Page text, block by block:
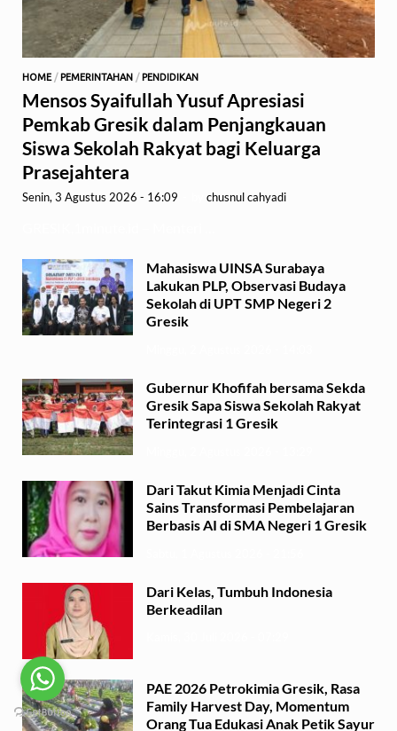
HOME /PEMERINTAHAN /PENDIDIKAN
Mensos Syaifullah Yusuf Apresiasi
Pemkab Gresik dalam Penjangkauan
Siswa Sekolah Rakyat bagi Keluarga
Prasejahtera
Senin, 3 Agustus 2026 - 16:09 chusnul cahyadi
Mahasiswa UINSA Surabaya
Lakukan PLP, Observasi Budaya
Sekolah di UPT SMP Negeri 2
Gresik
Gubernur Khofifah bersama Sekda
Gresik Sapa Siswa Sekolah Rakyat
Terintegrasi 1 Gresik
Dari Takut Kimia Menjadi Cinta
Sains Transformasi Pembelajaran
Berbasis AI di SMA Negeri 1 Gresik
Dari Kelas, Tumbuh Indonesia
Berkeadilan
PAE 2026 Petrokimia Gresik, Rasa
Family Harvest Day, Momentum
Orang Tua Edukasi Anak Petik Sayur